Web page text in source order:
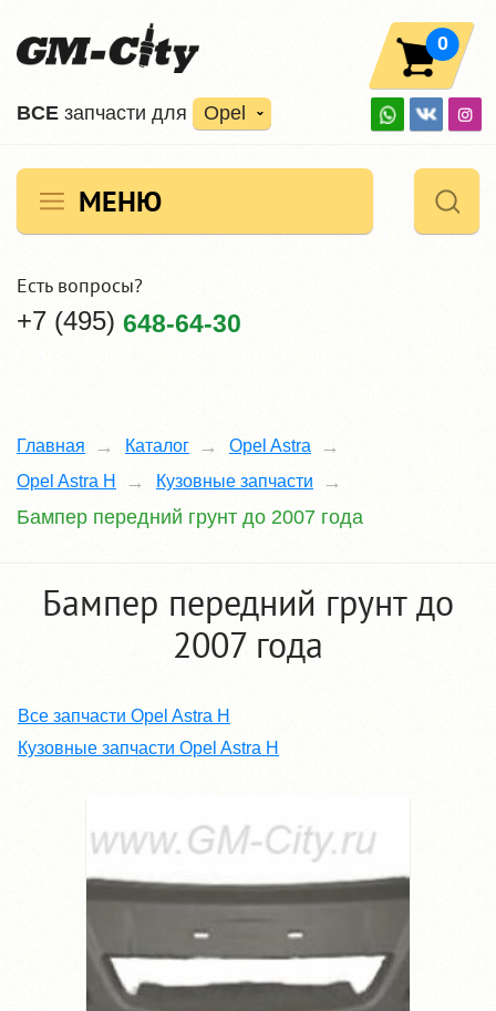
ВCE запчасти для Opel
0
МЕНЮ
Есть вопросы?
+7 (495) 648-64-30
Главная Каталог
Opel Astra
Opel Astra H
Кузовные запчасти
Бампер передний грунт до 2007 года
Бампер передний грунт до
2007 года
Все запчасти Opel Astra H
Кузовные запчасти Opel Astra H